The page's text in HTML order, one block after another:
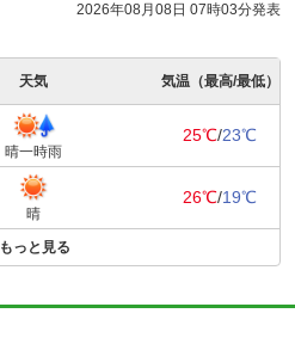
2026年08月08日 07時03分発表
天気 気温（最高/最低）
晴一時雨
25℃/23℃
晴
26℃/19℃
もっと見る